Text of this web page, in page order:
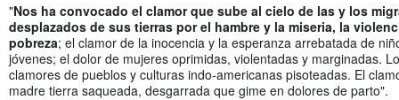
"Nos ha convocado el clamor que sube al cielo de las y los
desplazados de sus tierras por el hambre y la miseria, la
pobreza; el clamor de la inocencia y la esperanza arrebatada de
jóvenes; el dolor de mujeres oprimidas, violentadas y marginadas.
clamores de pueblos y culturas indo-americanas pisoteadas. El
madre tierra saqueada, desgarrada que gime en dolores de parto".